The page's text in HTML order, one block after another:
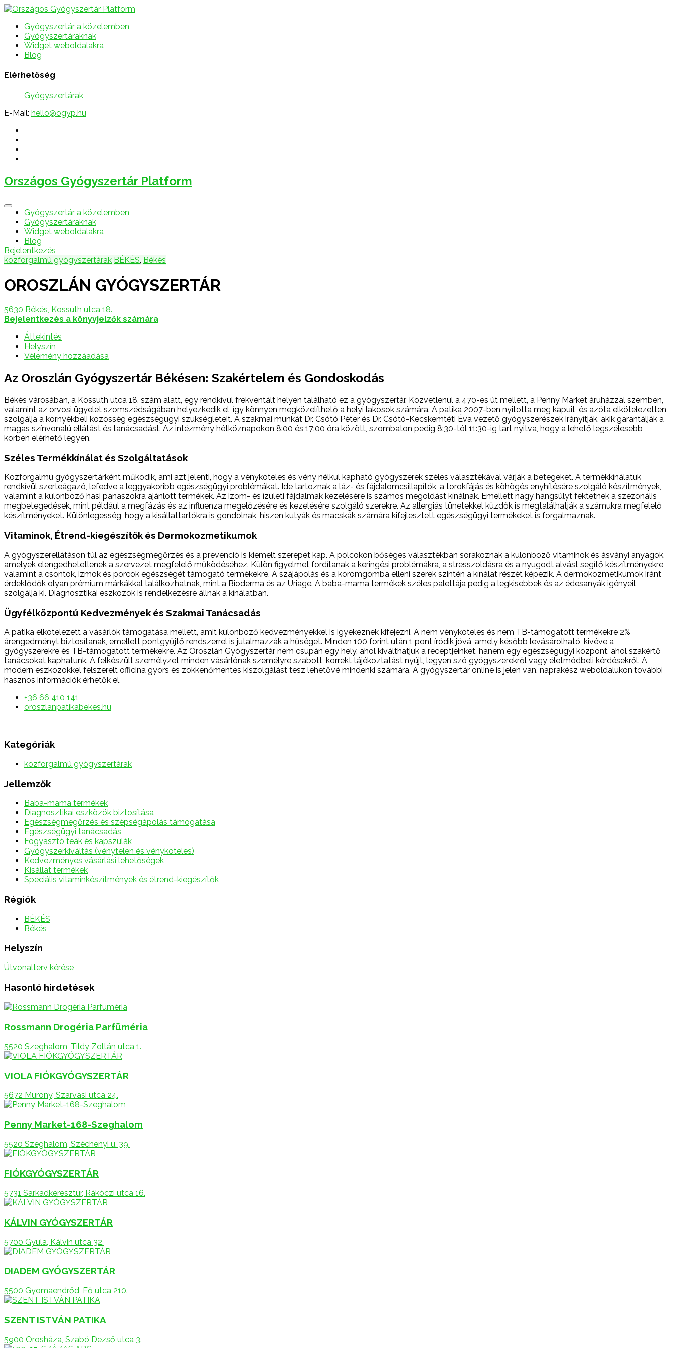
Gyógyszertár a közelemben
Gyógyszertáraknak
Widget weboldalakra
Blog
Elérhetőség
Gyógyszertárak
E-Mail: hello@ogyp.hu
Országos Gyógyszertár Platform
Gyógyszertár a közelemben
Gyógyszertáraknak
Widget weboldalakra
Blog
Bejelentkezés
közforgalmú gyógyszertárak BÉKÉS, Békés
OROSZLÁN GYÓGYSZERTÁR
5630 Békés, Kossuth utca 18.
Bejelentkezés a könyvjelzők számára
Áttekintés
Helyszín
Vélemény hozzáadása
Az Oroszlán Gyógyszertár Békésen: Szakértelem és Gondoskodás
Békés városában, a Kossuth utca 18. szám alatt, egy rendkívül frekventált helyen található ez a gyógyszertár. Közvetlenül a 470-es út mellett, a Penny Market áruházzal szemben,
valamint az orvosi ügyelet szomszédságában helyezkedik el, így könnyen megközelíthető a helyi lakosok számára. A patika 2007-ben nyitotta meg kapuit, és azóta elkötelezetten
szolgálja a környékbeli közösség egészségügyi szükségleteit. A szakmai munkát Dr. Csótó Péter és Dr. Csótó-Kecskemtéti Éva vezető gyógyszerészek irányítják, akik garantálják a
magas színvonalú ellátást és tanácsadást. Az intézmény hétköznapokon 8:00 és 17:00 óra között, szombaton pedig 8:30-tól 11:30-ig tart nyitva, hogy a lehető legszélesebb
körben elérhető legyen.
Széles Termékkínálat és Szolgáltatások
Közforgalmú gyógyszertárként működik, ami azt jelenti, hogy a vényköteles és vény nélkül kapható gyógyszerek széles választékával várják a betegeket. A termékkínálatuk
rendkívül szerteágazó, lefedve a leggyakoribb egészségügyi problémákat. Ide tartoznak a láz- és fájdalomcsillapítók, a torokfájás és köhögés enyhítésére szolgáló készítmények,
valamint a különböző hasi panaszokra ajánlott termékek. Az izom- és ízületi fájdalmak kezelésére is számos megoldást kínálnak. Emellett nagy hangsúlyt fektetnek a szezonális
megbetegedések, mint például a megfázás és az influenza megelőzésére és kezelésére szolgáló szerekre. Az allergiás tünetekkel küzdők is megtalálhatják a számukra megfelelő
készítményeket. Különlegesség, hogy a kisállattartókra is gondolnak, hiszen kutyák és macskák számára kifejlesztett egészségügyi termékeket is forgalmaznak.
Vitaminok, Étrend-kiegészítők és Dermokozmetikumok
A gyógyszerellátáson túl az egészségmegőrzés és a prevenció is kiemelt szerepet kap. A polcokon bőséges választékban sorakoznak a különböző vitaminok és ásványi anyagok,
amelyek elengedhetetlenek a szervezet megfelelő működéséhez. Külön figyelmet fordítanak a keringési problémákra, a stresszoldásra és a nyugodt alvást segítő készítményekre,
valamint a csontok, izmok és porcok egészségét támogató termékekre. A szájápolás és a körömgomba elleni szerek szintén a kínálat részét képezik. A dermokozmetikumok iránt
érdeklődők olyan prémium márkákkal találkozhatnak, mint a Bioderma és az Uriage. A baba-mama termékek széles palettája pedig a legkisebbek és az édesanyák igényeit
szolgálja ki. Diagnosztikai eszközök is rendelkezésre állnak a kínálatban.
Ügyfélközpontú Kedvezmények és Szakmai Tanácsadás
A patika elkötelezett a vásárlók támogatása mellett, amit különböző kedvezményekkel is igyekeznek kifejezni. A nem vényköteles és nem TB-támogatott termékekre 2%
árengedményt biztosítanak, emellett pontgyűjtő rendszerrel is jutalmazzák a hűséget. Minden 100 forint után 1 pont íródik jóvá, amely később levásárolható, kivéve a
gyógyszerekre és TB-támogatott termékekre. Az Oroszlán Gyógyszertár nem csupán egy hely, ahol kiválthatjuk a receptjeinket, hanem egy egészségügyi központ, ahol szakértő
tanácsokat kaphatunk. A felkészült személyzet minden vásárlónak személyre szabott, korrekt tájékoztatást nyújt, legyen szó gyógyszerekről vagy életmódbeli kérdésekről. A
modern eszközökkel felszerelt officina gyors és zökkenőmentes kiszolgálást tesz lehetővé mindenki számára. A gyógyszertár online is jelen van, naprakész weboldalukon további
hasznos információk érhetők el.
+36 66 410 141
oroszlanpatikabekes.hu
Kategóriák
közforgalmú gyógyszertárak
Jellemzők
Baba-mama termékek
Diagnosztikai eszközök biztosítása
Egészségmegőrzés és szépségápolás támogatása
Egészségügyi tanácsadás
Fogyasztó teák és kapszulák
Gyógyszerkiváltás (vénytelen és vényköteles)
Kedvezményes vásárlási lehetőségek
Kisállat termékek
Speciális vitaminkészítmények és étrend-kiegészítők
Régiók
BÉKÉS
Békés
Helyszín
Útvonalterv kérése
Hasonló hirdetések
Rossmann Drogéria Parfüméria
5520 Szeghalom, Tildy Zoltán utca 1.
VIOLA FIÓKGYÓGYSZERTÁR
5672 Murony, Szarvasi utca 24.
Penny Market-168-Szeghalom
5520 Szeghalom, Széchenyi u. 39.
FIÓKGYÓGYSZERTÁR
5731 Sarkadkeresztúr, Rákóczi utca 16.
KÁLVIN GYÓGYSZERTÁR
5700 Gyula, Kálvin utca 32.
DIADEM GYÓGYSZERTÁR
5500 Gyomaendrőd, Fő utca 210.
SZENT ISTVÁN PATIKA
5900 Orosháza, Szabó Dezső utca 3.